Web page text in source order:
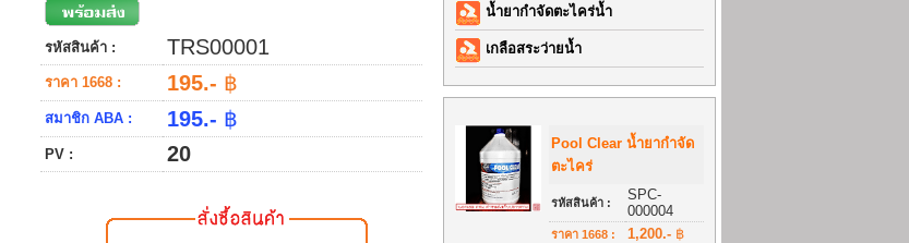
รหัสสินค้า : TRS00001
ราคา 1668 : 195.- ฿
สมาชิก ABA : 195.- ฿
PV : 20
น้ำยากำจัดตะไคร่น้ำ
เกลือสระว่ายน้ำ
Pool Clear น้ำยากำจัด
ตะไคร่
รหัสสินค้า :
SPC-
000004
ราคา 1668 : 1,200.- ฿